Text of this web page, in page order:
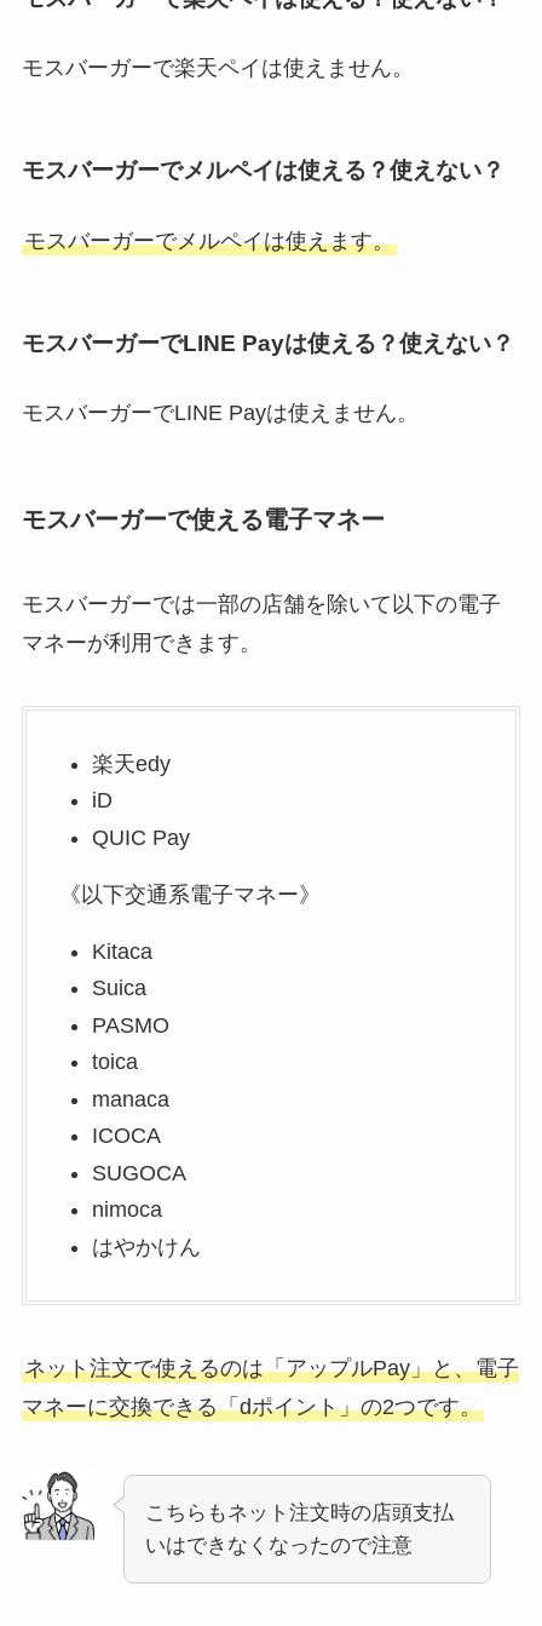
モスバーガーで楽天ペイは使えません。
モスバーガーでメルペイは使える？使えない？
モスバーガーでメルペイは使えます。
モスバーガーでLINE Payは使える？使えない？
モスバーガーでLINE Payは使えません。
モスバーガーで使える電子マネー
モスバーガーでは一部の店舗を除いて以下の電子
マネーが利用できます。
楽天edy
iD
QUIC Pay
《以下交通系電子マネー》
Kitaca
Suica
PASMO
toica
manaca
ICOCA
SUGOCA
nimoca
はやかけん
ネット注文で使えるのは「アップルPay」と、電子
マネーに交換できる「dポイント」の2つです。
こちらもネット注文時の店頭支払
いはできなくなったので注意